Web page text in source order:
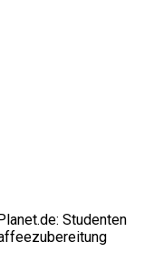
Studenten